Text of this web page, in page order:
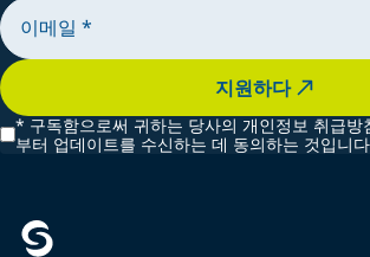
지원하다
* 구독함으로써 귀하는 당사의 개인정보 취급방
부터 업데이트를 수신하는 데 동의하는 것입니